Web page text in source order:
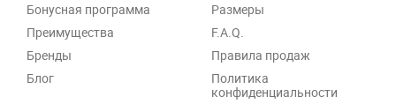
Бонусная программа
Преимущества
Бренды
Блог
Размеры
F.A.Q.
Правила продаж
Политика
конфиденциальности